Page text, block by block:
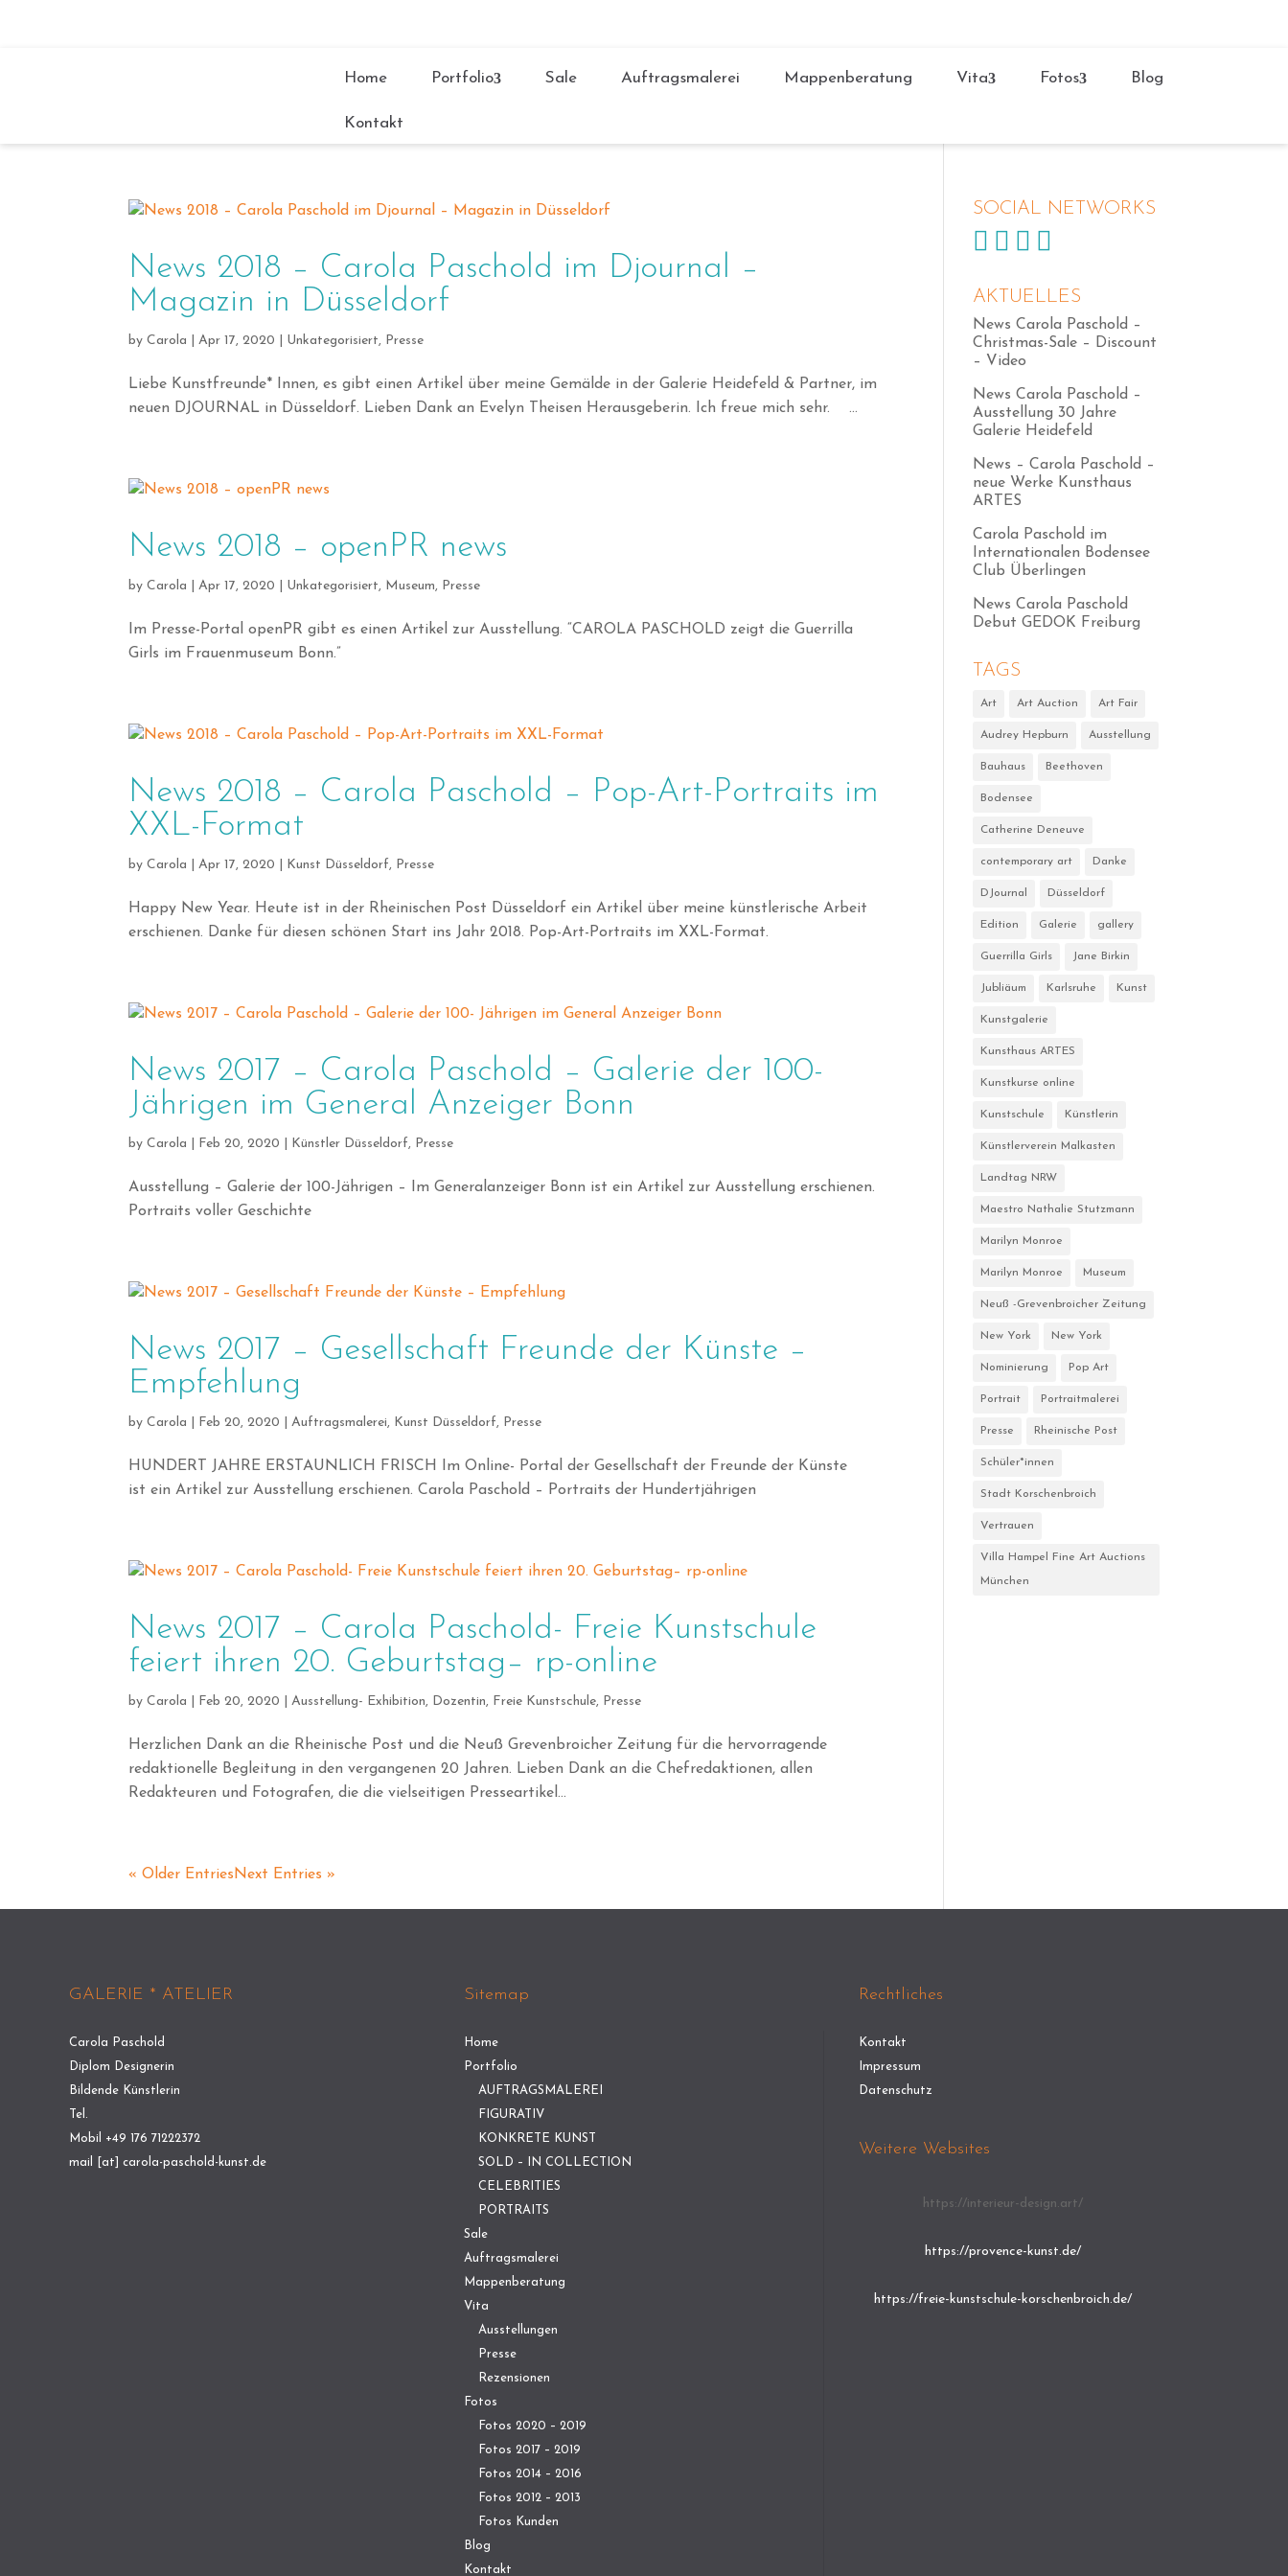
Home Portfolio Sale Auftragsmalerei Mappenberatung Vita Fotos Blog
Kontakt
News 2018 – Carola Paschold im Djournal –
Magazin in Düsseldorf
byCarola |Apr 17, 2020 Unkategorisiert, Presse
Liebe Kunstfreunde* Innen, es gibt einen Artikel über meine Gemälde in der Galerie Heidefeld & Partner, im
neuen DJOURNAL in Düsseldorf. Lieben Dank an Evelyn Theisen Herausgeberin. Ich freue mich sehr. ...
News 2018 – openPR news
byCarola |Apr 17, 2020 Unkategorisiert, Museum, Presse
Im Presse-Portal openPR gibt es einen Artikel zur Ausstellung. “CAROLA PASCHOLD zeigt die Guerrilla
Girls im Frauenmuseum Bonn.”
News 2018 – Carola Paschold – Pop-Art-Portraits im
XXL-Format
byCarola |Apr 17, 2020 Kunst Düsseldorf, Presse
Happy New Year. Heute ist in der Rheinischen Post Düsseldorf ein Artikel über meine künstlerische Arbeit
erschienen. Danke für diesen schönen Start ins Jahr 2018. Pop-Art-Portraits im XXL-Format.
News 2017 – Carola Paschold – Galerie der 100-
Jährigen im General Anzeiger Bonn
byCarola Feb 20, 2020 Künstler Düsseldorf, Presse
Ausstellung – Galerie der 100-Jährigen – Im Generalanzeiger Bonn ist ein Artikel zur Ausstellung erschienen.
Portraits voller Geschichte
News 2017 – Gesellschaft Freunde der Künste –
Empfehlung
byCarola Feb 20, 2020 |Auftragsmalerei, Kunst Düsseldorf, Presse
HUNDERT JAHRE ERSTAUNLICH FRISCH Im Online- Portal der Gesellschaft der Freunde der Künste
ist ein Artikel zur Ausstellung erschienen. Carola Paschold – Portraits der Hundertjährigen
News 2017 – Carola Paschold- Freie Kunstschule
feiert ihren 20. Geburtstag– rp-online
byCarola Feb 20, 2020 |Ausstellung- Exhibition, Dozentin, Freie Kunstschule, Presse
Herzlichen Dank an die Rheinische Post und die Neuß Grevenbroicher Zeitung für die hervorragende
redaktionelle Begleitung in den vergangenen 20 Jahren. Lieben Dank an die Chefredaktionen, allen
Redakteuren und Fotografen, die die vielseitigen Presseartikel...
« Older Entries Next Entries »
SOCIAL NETWORKS
   
AKTUELLES
News Carola Paschold –
Christmas-Sale – Discount
– Video
News Carola Paschold –
Ausstellung 30 Jahre
Galerie Heidefeld
News – Carola Paschold –
neue Werke Kunsthaus
ARTES
Carola Paschold im
Internationalen Bodensee
Club Überlingen
News Carola Paschold
Debut GEDOK Freiburg
TAGS
Art Art Auction Art Fair
Audrey Hepburn Ausstellung
Bauhaus Beethoven
Bodensee
Catherine Deneuve
contemporary art Danke
DJournal Düsseldorf
Edition Galerie gallery
Guerrilla Girls Jane Birkin
Jubliäum Karlsruhe Kunst
Kunstgalerie
Kunsthaus ARTES
Kunstkurse online
Kunstschule Künstlerin
Künstlerverein Malkasten
Landtag NRW
Maestro Nathalie Stutzmann
Marilyn Monroe
Marilyn Monroe Museum
Neuß -Grevenbroicher Zeitung
New York New York
Nominierung Pop Art
Portrait Portraitmalerei
Presse Rheinische Post
Schüler*innen
Stadt Korschenbroich
Vertrauen
Villa Hampel Fine Art Auctions
München
GALERIE * ATELIER
Carola Paschold
Diplom Designerin
Bildende Künstlerin
Tel.
Mobil +49 176 71222372
mail [at] carola-paschold-kunst.de
Sitemap
Home
Portfolio
AUFTRAGSMALEREI
FIGURATIV
KONKRETE KUNST
SOLD – IN COLLECTION
CELEBRITIES
PORTRAITS
Sale
Auftragsmalerei
Mappenberatung
Vita
Ausstellungen
Presse
Rezensionen
Fotos
Fotos 2020 – 2019
Fotos 2017 – 2019
Fotos 2014 – 2016
Fotos 2012 – 2013
Fotos Kunden
Blog
Kontakt
Rechtliches
Kontakt
Impressum
Datenschutz
Weitere Websites
https://interieur-design.art/
https://provence-kunst.de/
https://freie-kunstschule-korschenbroich.de/